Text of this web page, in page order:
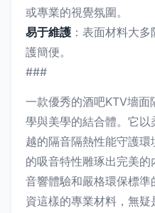
或專業的視覺氛圍。
易于維護 ：表面材料大
護簡便。
###
一款優秀的酒吧KTV墻
學與美學的結合體。它
越的隔音隔熱性能守護
的吸音特性雕琢出完美
音響體驗和嚴格環保標
資這樣的專業材料，無